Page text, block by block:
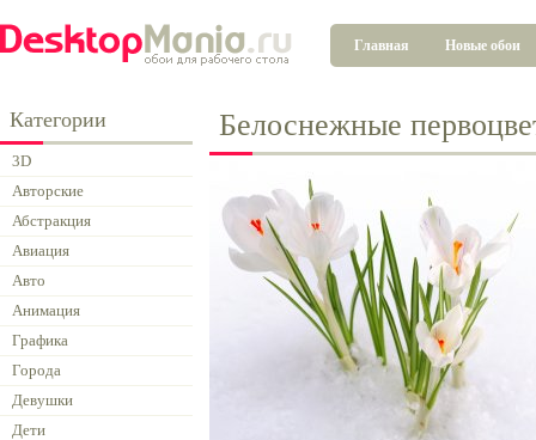
Главная Новые обои
Категории
3D
Авторские
Абстракция
Авиация
Авто
Анимация
Графика
Города
Девушки
Дети
Белоснежные